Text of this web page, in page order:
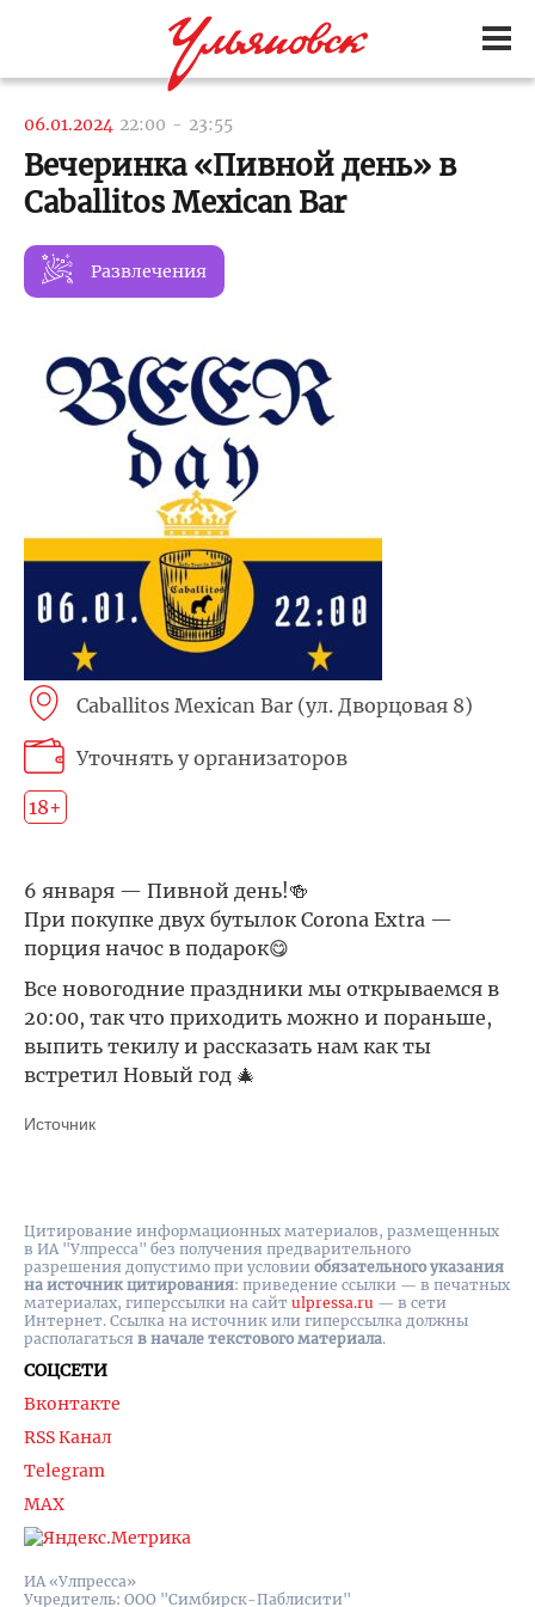
06.01.2024 22:00 - 23:55
Вечеринка «Пивной день» в
Caballitos Mexican Bar
Развлечения
Caballitos Mexican Bar (ул. Дворцовая 8)
Уточнять у организаторов
18+
6 января — Пивной день!🍻
При покупке двух бутылок Corona Extra —
порция начос в подарок😋
Все новогодние праздники мы открываемся в
20:00, так что приходить можно и пораньше,
выпить текилу и рассказать нам как ты
встретил Новый год 🎄
Источник
ИА «Улпресса»
Учредитель: ООО "Симбирск-Паблисити"
СОЦСЕТИ
Вконтакте
RSS Канал
Telegram
MAX
Цитирование информационных материалов, размещенных
в ИА "Улпресса" без получения предварительного
разрешения допустимо при условии обязательного указания
на источник цитирования: приведение ссылки — в печатных
материалах, гиперссылки на cайт ulpressa.ru — в сети
Интернет. Ссылка на источник или гиперссылка должны
располагаться в начале текстового материала.